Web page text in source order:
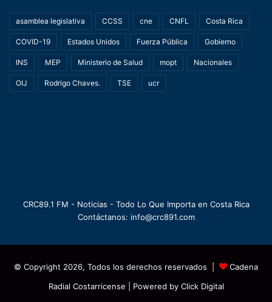
asamblea legislativa CCSS cne CNFL Costa Rica
COVID-19 Estados Unidos Fuerza Pública Gobierno
INS MEP Ministerio de Salud mopt Nacionales
OIJ Rodrigo Chaves. TSE ucr
CRC89.1 FM - Noticias - Todo Lo Que Importa en Costa Rica
Contáctanos: info@crc891.com
© Copyright 2026, Todos los derechos reservados |
Cadena
Radial Costarricense | Powered by Click Digital